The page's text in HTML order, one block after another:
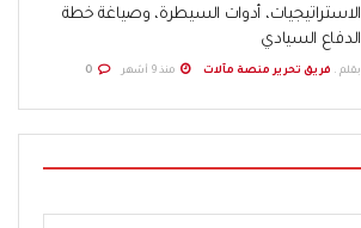
الاستراتيجيات، أدوات السيطرة، وصياغة خطة
الدفاع السيادي
بقلم . فريق تحرير منصة مآلات منذ 9 أشهر